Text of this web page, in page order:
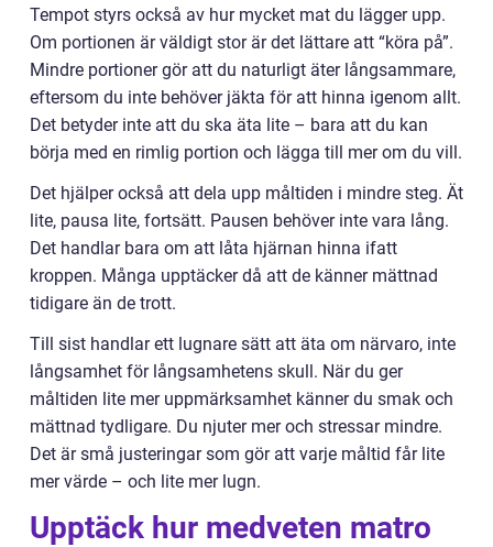
Tempot styrs också av hur mycket mat du lägger upp.
Om portionen är väldigt stor är det lättare att “köra på”.
Mindre portioner gör att du naturligt äter långsammare,
eftersom du inte behöver jäkta för att hinna igenom allt.
Det betyder inte att du ska äta lite – bara att du kan
börja med en rimlig portion och lägga till mer om du vill.
Det hjälper också att dela upp måltiden i mindre steg. Ät
lite, pausa lite, fortsätt. Pausen behöver inte vara lång.
Det handlar bara om att låta hjärnan hinna ifatt
kroppen. Många upptäcker då att de känner mättnad
tidigare än de trott.
Till sist handlar ett lugnare sätt att äta om närvaro, inte
långsamhet för långsamhetens skull. När du ger
måltiden lite mer uppmärksamhet känner du smak och
mättnad tydligare. Du njuter mer och stressar mindre.
Det är små justeringar som gör att varje måltid får lite
mer värde – och lite mer lugn.
Upptäck hur medveten matro